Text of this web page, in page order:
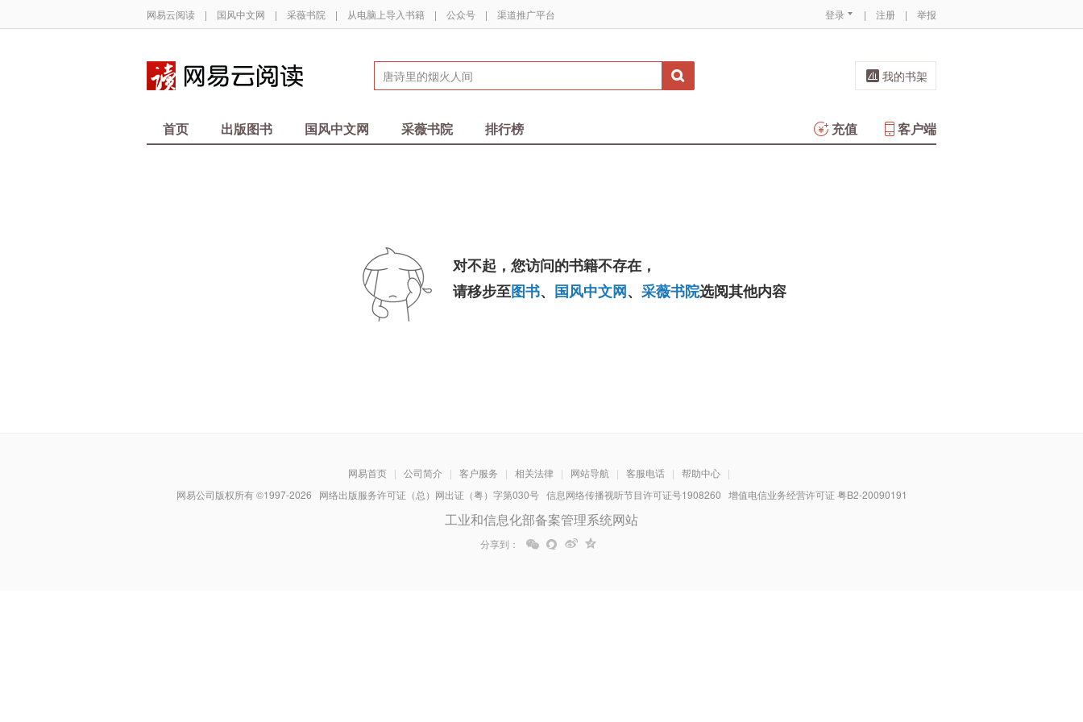
网易云阅读 | 国风中文网 | 采薇书院 | 从电脑上导入书籍 | 公众号 | 渠道推广平台 登录 | 注册 | 举报
我的书架
首页 出版图书 国风中文网 采薇书院 排行榜 客户端
充值
对不起，您访问的书籍不存在，
请移步至图书、 国风中文网、 采薇书院选阅其他内容
网易首页 | 公司简介 | 客户服务 | 相关法律 | 网站导航 | 客服电话 | 帮助中心 |
网易公司版权所有 ©1997-2026 网络出版服务许可证（总）网出证（粤）字第030号 信息网络传播视听节目许可证号1908260 增值电信业务经营许可证 粤B2-20090191
工业和信息化部备案管理系统网站
分享到：